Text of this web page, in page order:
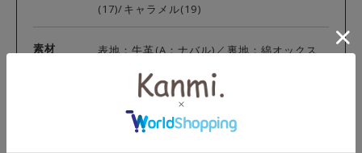
(17)/キャラメル(19)
素材 表地：牛革(A：ナバル)／裏地：綿オックス
外寸：縦11.5cm、横20cm
がま口外寸：(大)横18cm、(小)横16.2cm
がま口内寸：(大)高さ8.5cm、幅16.7cm、